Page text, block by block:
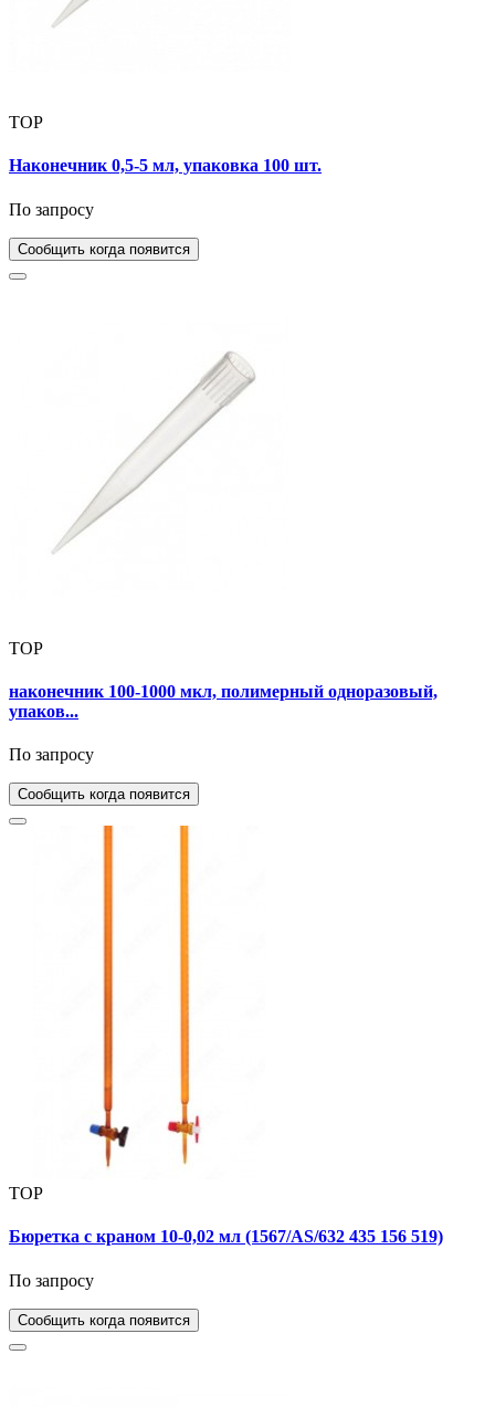
TOP
Наконечник 0,5-5 мл, упаковка 100 шт.
По запросу
Сообщить когда появится
TOP
наконечник 100-1000 мкл, полимерный одноразовый,
упаков...
По запросу
Сообщить когда появится
TOP
Бюретка с краном 10-0,02 мл (1567/AS/632 435 156 519)
По запросу
Сообщить когда появится